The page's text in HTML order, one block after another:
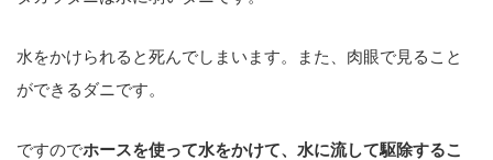
水をかけられると死んでしまいます。また、肉眼で見ること
ができるダニです。
ですのでホースを使って水をかけて、水に流して駆除するこ